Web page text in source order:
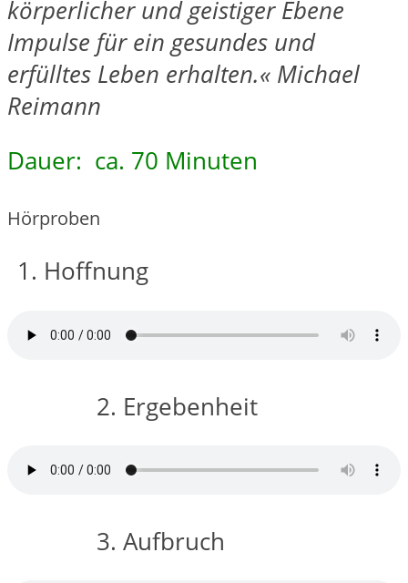
körperlicher und geistiger Ebene
Impulse für ein gesundes und
erfülltes Leben erhalten.« Michael
Reimann
Dauer: ca. 70 Minuten
Hörproben
Hoffnung
2. Ergebenheit
3. Aufbruch